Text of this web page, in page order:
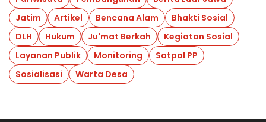
Jatim
Artikel Bencana Alam
Bhakti Sosial
DLH
Hukum Ju'mat Berkah
Kegiatan Sosial
Layanan Publik
Monitoring
Satpol PP
Sosialisasi
Warta Desa